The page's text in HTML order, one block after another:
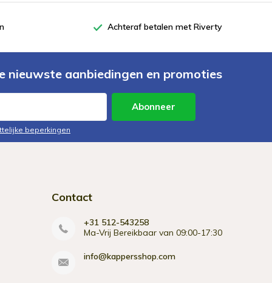
Achteraf betalen met Riverty
nieuwste aanbiedingen en promoties
Abonneer
beperkingen
Contact
+31 512-543258
Ma-Vrij Bereikbaar van 09:00-17:30
info@kappersshop.com